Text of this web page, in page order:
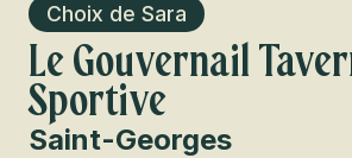
Choix de Sara
Le Gouvernail
Sportive
Saint-Georges